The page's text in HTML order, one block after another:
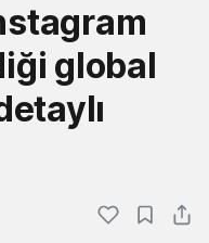
global